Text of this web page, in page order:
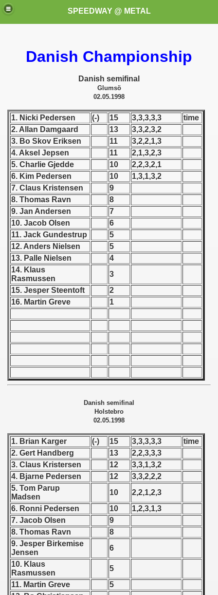
SPEEDWAY @ METAL
Danish Championship
Danish semifinal
Glumsö
02.05.1998
1. Nicki Pedersen (-) 15 3,3,3,3,3
time
2. Allan Damgaard
13
3,3,2,3,2
3. Bo Skov Eriksen
11
3,2,2,1,3
4. Aksel Jepsen
11
2,1,3,2,3
5. Charlie Gjedde
10
2,2,3,2,1
6. Kim Pedersen
10
1,3,1,3,2
7. Claus Kristensen
9
8. Thomas Ravn
8
9. Jan Andersen
7
10. Jacob Olsen
6
11. Jack Gundestrup
5
12. Anders Nielsen
5
13. Palle Nielsen
4
14. Klaus
Rasmussen
3
15. Jesper Steentoft
2
16. Martin Greve
1
Danish semifinal
Holstebro
02.05.1998
1. Brian Karger (-) 15 3,3,3,3,3
time
2. Gert Handberg
13
2,2,3,3,3
3. Claus Kristersen
12
3,3,1,3,2
4. Bjarne Pedersen
12
3,3,2,2,2
5. Tom Parup
Madsen
10
2,2,1,2,3
6. Ronni Pedersen
10
1,2,3,1,3
7. Jacob Olsen
9
8. Thomas Ravn
8
9. Jesper Birkemise
Jensen
6
10. Klaus
Rasmussen
5
11. Martin Greve
5
these speedway programms)
(My speedway programmes to exchange or sale)
Świata (World Speedway Championship)
1946
- 1952
- 1955
- 1956
- 1957
- 1958
- 1959
- 1960
- 1961
- 1962